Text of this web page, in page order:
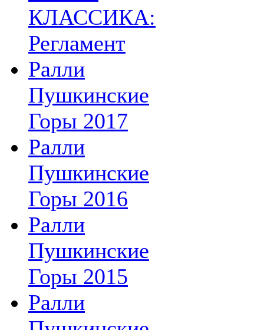
КЛАССИКА:
Регламент
Ралли
Пушкинские
Горы 2017
Ралли
Пушкинские
Горы 2016
Ралли
Пушкинские
Горы 2015
Ралли